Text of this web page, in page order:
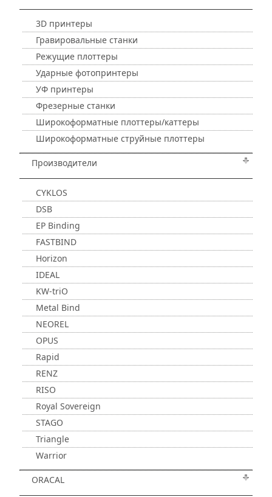
3D принтеры
Гравировальные станки
Режущие плоттеры
Ударные фотопринтеры
УФ принтеры
Фрезерные станки
Широкоформатные плоттеры/каттеры
Широкоформатные струйные плоттеры
Производители
CYKLOS
DSB
EP Binding
FASTBIND
Horizon
IDEAL
KW-triO
Metal Bind
NEOREL
OPUS
Rapid
RENZ
RISO
Royal Sovereign
STAGO
Triangle
Warrior
ORACAL